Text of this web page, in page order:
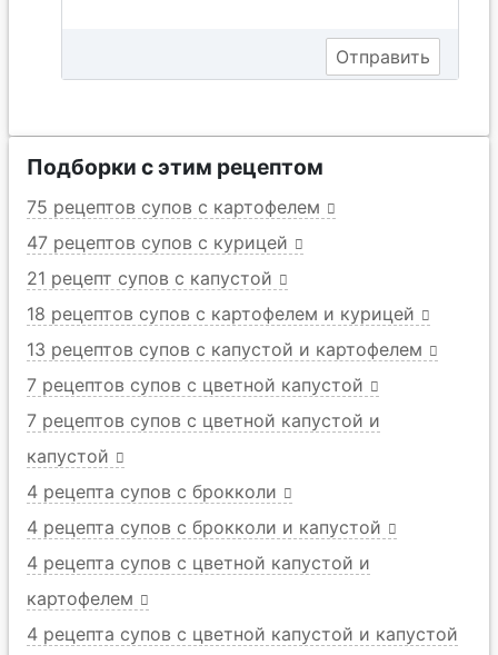
Подборки с этим рецептом
75 рецептов супов с картофелем
47 рецептов супов с курицей
21 рецепт супов с капустой
18 рецептов супов с картофелем и курицей
13 рецептов супов с капустой и картофелем
7 рецептов супов с цветной капустой
7 рецептов супов с цветной капустой и
капустой
4 рецепта супов с брокколи
4 рецепта супов с брокколи и капустой
4 рецепта супов с цветной капустой и
картофелем
4 рецепта супов с цветной капустой и капустой